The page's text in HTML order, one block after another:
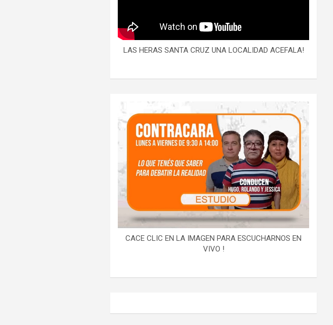
LAS HERAS SANTA CRUZ UNA LOCALIDAD ACEFALA!
CACE CLIC EN LA IMAGEN PARA ESCUCHARNOS EN
VIVO !